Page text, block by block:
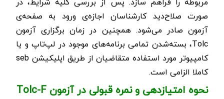
صورت صلاح‌دید کارشناسان اجازه‌ی ورود به صفحه‌ی
آزمون صادر می‌شود. همچنین در زمان برگزاری آزمون
Tolc، بسته‌شدن تمامی برنامه‌های موجود در لپ‌تاپ و یا
کامپیوتر مورد استفاده متقاضیان از طریق اپلیکیشن seb
کاملا الزامی است.
نحوه امتیازدهی و نمره قبولی در آزمون Tolc-F